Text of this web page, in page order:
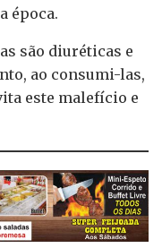
época.
são diuréticas e
ao consumi-las,
este malefício e